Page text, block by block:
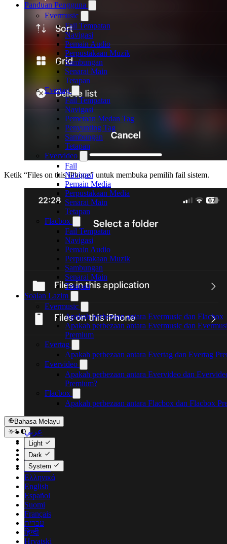
Panduan Pengguna
Evermusic
Fail Tempatan
Navigasi
Pemain Audio
Perpustakaan Muzik
Sambungan
Senarai Main
Tetapan
Evertag
Fail Tempatan
Navigasi
Pemetaan Medan Tag
Penyunting Tag
Sambungan
Tetapan
Evervideo
Fail
Navigasi
Pemain Media
Perpustakaan Media
Senarai Main
Tetapan
Flacbox
Fail Tempatan
Navigasi
Pemain Audio
Perpustakaan Muzik
Sambungan
Senarai Main
Tetapan
Soalan Lazim
Evermusic
Apakah perbezaan antara Evermusic dan Flacbox
Apakah perbezaan antara Evermusic dan
Premium
Evertag
Apakah perbezaan antara Evertag dan Evertag
Evervideo
Apakah perbezaan antara Evervideo dan
Premium?
Flacbox
Apakah perbezaan antara Flacbox dan Flacbox
Bahasa Melayu
عربي
Català
Čeština
Dansk
Deutsch
Ελληνικά
English
Español
Suomi
Français
עברית
हिन्दी
Hrvatski
Light
Dark
System
Ketik “Files on this iPhone” untuk membuka pemilih fail sistem.